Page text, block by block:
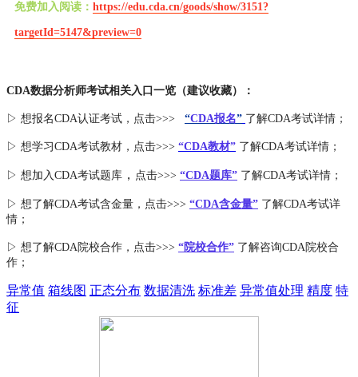
免费加入阅读： https://edu.cda.cn/goods/show/3151?
targetId=5147&preview=0
CDA数据分析师考试相关入口一览（建议收藏）：
▷ 想报名CDA认证考试，点击>>> “CDA报名” 了解CDA考试详情；
▷ 想学习CDA考试教材，点击>>> “CDA教材” 了解CDA考试详情；
▷ 想加入CDA考试题库 ， 点击>>> “CDA题库” 了解CDA考试详情；
▷ 想了解CDA考试含金量 ，点击>>> “CDA含金量” 了解CDA考试详
情；
▷ 想了解CDA院校合作 ，点击>>> “院校合作” 了解咨询CDA院校合
作；
异常值 箱线图 正态分布 数据清洗 标准差 异常值处理 精度 特
征